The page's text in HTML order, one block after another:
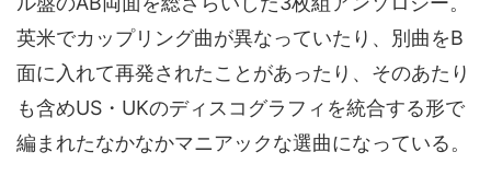
英米でカップリング曲が異なっていたり、別曲をB
面に入れて再発されたことがあったり、そのあたり
も含めUS・UKのディスコグラフィを統合する形で
編まれたなかなかマニアックな選曲になっている。